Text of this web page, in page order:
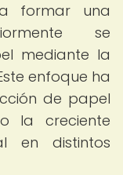
formar una
se
mediante la
enfoque ha
de papel
la creciente
en distintos